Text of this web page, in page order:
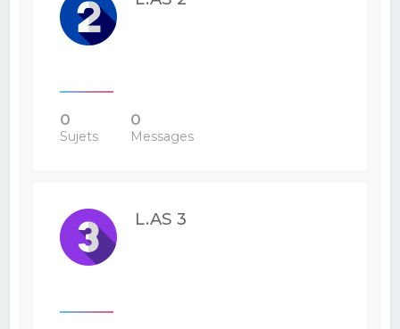
0
Sujets
0
Messages
L.AS 3